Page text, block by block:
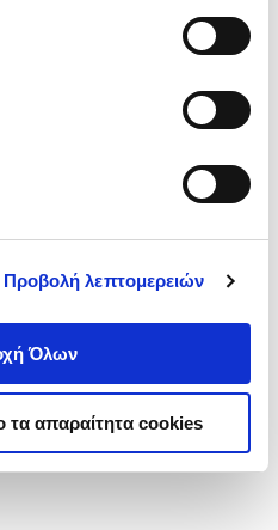
Προβολή λεπτομερειών
Όλων
τα απαραίτητα cookies